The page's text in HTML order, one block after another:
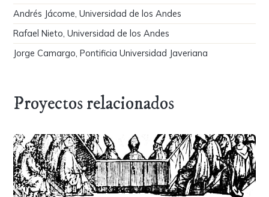
Andrés Jácome, Universidad de los Andes
Rafael Nieto, Universidad de los Andes
Jorge Camargo, Pontificia Universidad Javeriana
Proyectos relacionados